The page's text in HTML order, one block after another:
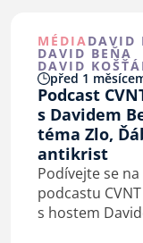
MÉDIA DAVID
DAVID BEŇA
DAVID
před 1
Podcast
s Davidem
téma Zlo,
antikrist
Podívejte se na
podcastu
s hostem